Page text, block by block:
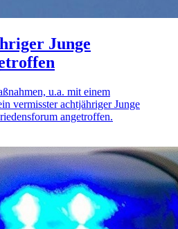
Junge
u.a. mit einem
vermisster achtjähriger Junge
angetroffen.